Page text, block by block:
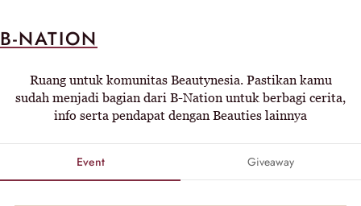
B-NATION
Ruang untuk komunitas Beautynesia. Pastikan kamu
sudah menjadi bagian dari B-Nation untuk berbagi cerita,
info serta pendapat dengan Beauties lainnya
Event Giveaway